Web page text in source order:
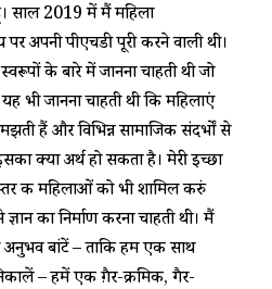
साल 2019 में मैं महिला
अपनी पीएचडी पूरी करने वाली थी।
के बारे में जानना चाहती थी जो
भी जानना चाहती थी कि महिलाएं
हैं और विभिन्न सामाजिक संदर्भों से
क्या अर्थ हो सकता है। मेरी इच्छा
की महिलाओं को भी शामिल करुं
का निर्माण करना चाहती थी। मैं
अनुभव बांटें – ताकि हम एक साथ
– हमें एक ग़ैर-क्रमिक, गैर-